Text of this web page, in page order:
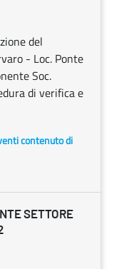
del
- Loc. Ponte
Soc.
di verifica e
contenuto di
SETTORE